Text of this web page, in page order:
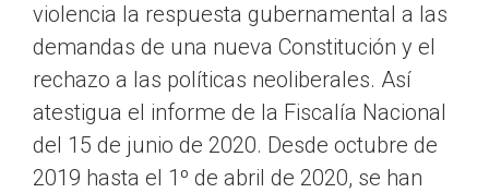
violencia la respuesta gubernamental a las
demandas de una nueva Constitución y el
rechazo a las políticas neoliberales. Así
atestigua el informe de la Fiscalía Nacional
del 15 de junio de 2020. Desde octubre de
2019 hasta el 1º de abril de 2020, se han